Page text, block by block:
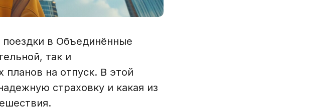
в Объединённые
так и
на отпуск. В этой
страховку и какая из